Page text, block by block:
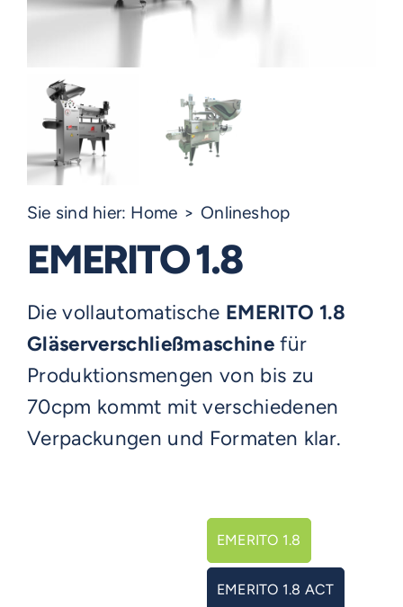
Sie sind hier: Home Onlineshop
EMERITO 1.8
Die vollautomatische EMERITO 1.8
Gläserverschließmaschine für
Produktionsmengen von bis zu
70cpm kommt mit verschiedenen
Verpackungen und Formaten klar.
EMERITO 1.8
EMERITO 1.8 ACT